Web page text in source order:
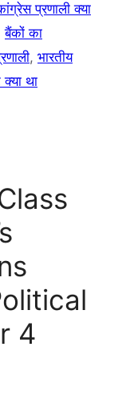
प्रणाली क्या
बैंकों का
, भारतीय
था
4